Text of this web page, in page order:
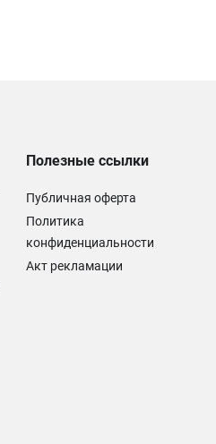
Полезные ссылки
Публичная оферта
Политика
конфиденциальности
Акт рекламации